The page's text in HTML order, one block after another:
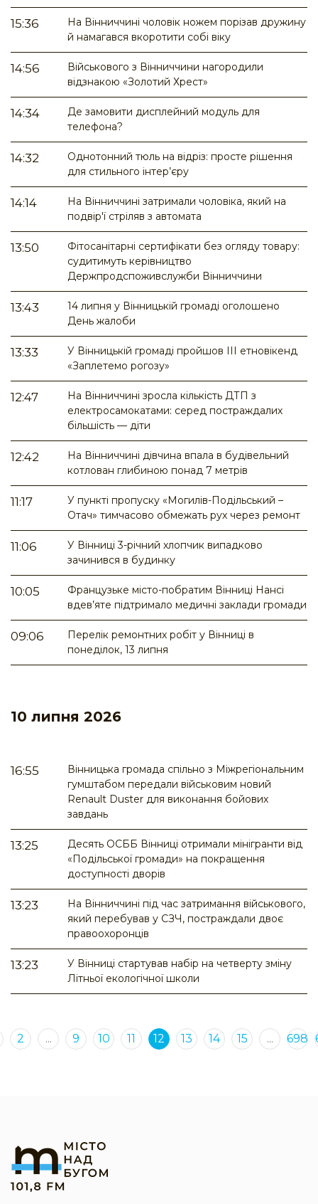
15:36
На Вінниччині чоловік ножем порізав дружину
й намагався вкоротити собі віку
14:56
Військового з Вінниччини нагородили
відзнакою «Золотий Хрест»
14:34
Де замовити дисплейний модуль для
телефона?
14:32
Однотонний тюль на відріз: просте рішення
для стильного інтер’єру
14:14
На Вінниччині затримали чоловіка, який на
подвір'ї стріляв з автомата
13:50
Фітосанітарні сертифікати без огляду товару:
судитимуть керівництво
Держпродспоживслужби Вінниччини
13:43
14 липня у Вінницькій громаді оголошено
День жалоби
13:33
У Вінницькій громаді пройшов ІІІ етновікенд
«Заплетемо рогозу»
12:47
На Вінниччині зросла кількість ДТП з
електросамокатами: серед постраждалих
більшість — діти
12:42
На Вінниччині дівчина впала в будівельний
котлован глибиною понад 7 метрів
11:17
У пункті пропуску «Могилів-Подільський –
Отач» тимчасово обмежать рух через ремонт
11:06
У Вінниці 3-річний хлопчик випадково
зачинився в будинку
10:05
Французьке місто-побратим Вінниці Нансі
вдев’яте підтримало медичні заклади громади
09:06
Перелік ремонтних робіт у Вінниці в
понеділок, 13 липня
10 липня 2026
16:55
Вінницька громада спільно з Міжрегіональним
гумштабом передали військовим новий
Renault Duster для виконання бойових
завдань
13:25
Десять ОСББ Вінниці отримали мінігранти від
«Подільської громади» на покращення
доступності дворів
13:23
На Вінниччині під час затримання військового,
який перебував у СЗЧ, постраждали двоє
правоохоронців
13:23
У Вінниці стартував набір на четверту зміну
Літньої екологічної школи
2 ... 9 10 11 12 13 14 15 ... 698